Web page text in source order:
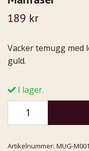
189 kr
Vacker temugg med
guld.
I lager.
Artikelnummer: MUG-M001